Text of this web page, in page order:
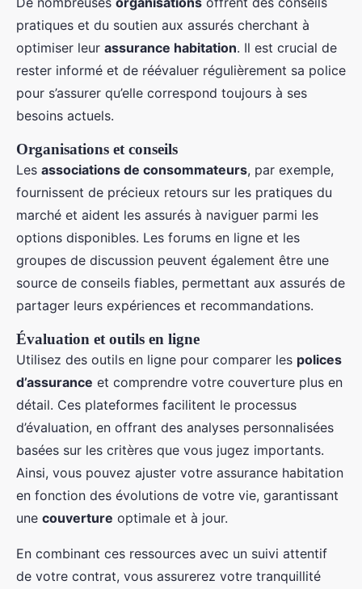
pratiques et du soutien aux assurés cherchant à
optimiser leur assurance habitation. Il est crucial de
rester informé et de réévaluer régulièrement sa police
pour s’assurer qu’elle correspond toujours à ses
besoins actuels.
Organisations et conseils
Les associations de consommateurs, par exemple,
fournissent de précieux retours sur les pratiques du
marché et aident les assurés à naviguer parmi les
options disponibles. Les forums en ligne et les
groupes de discussion peuvent également être une
source de conseils fiables, permettant aux assurés de
partager leurs expériences et recommandations.
Évaluation et outils en ligne
Utilisez des outils en ligne pour comparer les polices
d’assurance et comprendre votre couverture plus en
détail. Ces plateformes facilitent le processus
d’évaluation, en offrant des analyses personnalisées
basées sur les critères que vous jugez importants.
Ainsi, vous pouvez ajuster votre assurance habitation
en fonction des évolutions de votre vie, garantissant
une couverture optimale et à jour.
En combinant ces ressources avec un suivi attentif
de votre contrat, vous assurerez votre tranquillité